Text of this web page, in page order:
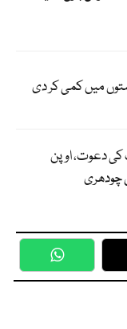
میں کمی کر دی
کی دعوت، اوپن
چودھری
WhatsApp